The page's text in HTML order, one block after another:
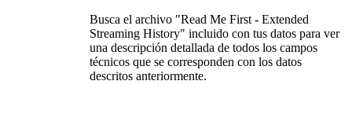
Busca el archivo "Read Me First - Extended
Streaming History" incluido con tus datos para ver
una descripción detallada de todos los campos
técnicos que se corresponden con los datos
descritos anteriormente.